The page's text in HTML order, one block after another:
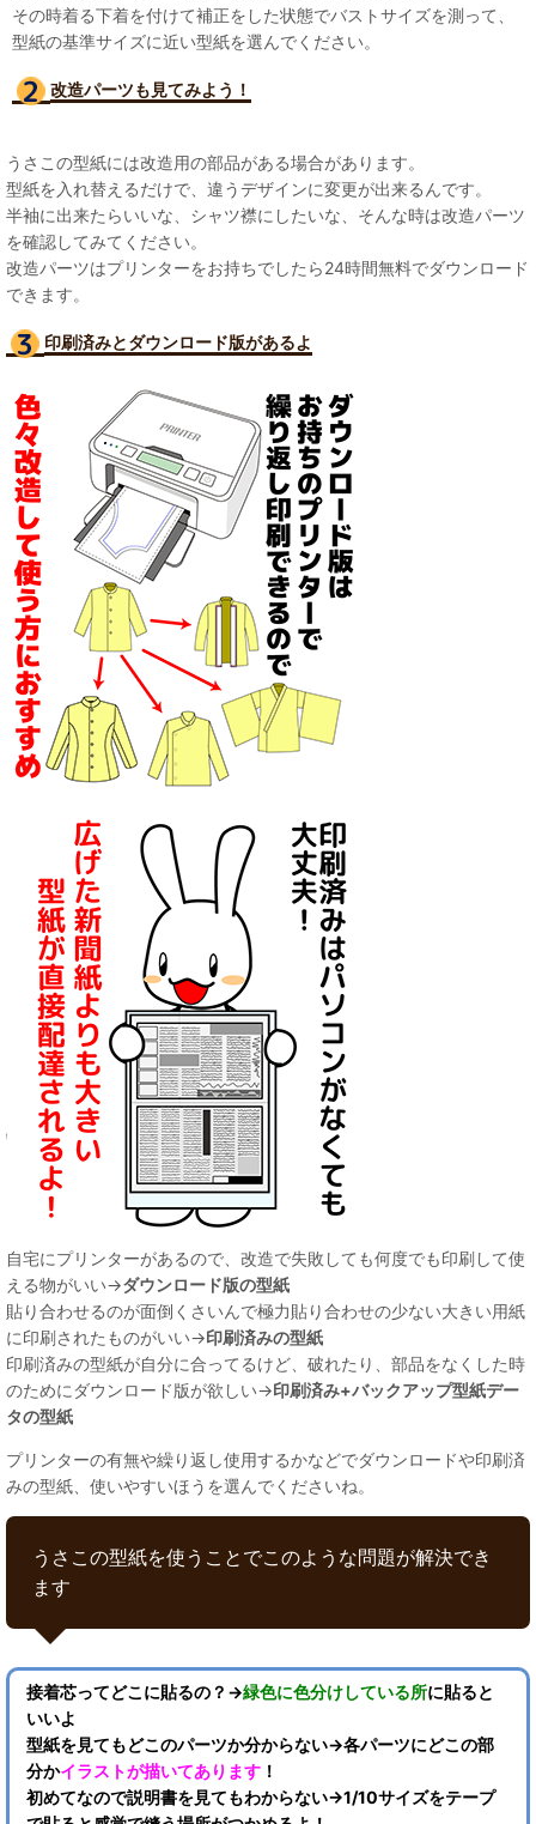
その時着る下着を付けて補正をした状態でバストサイズを測って、
型紙の基準サイズに近い型紙を選んでください。
改造パーツも見てみよう！
うさこの型紙には改造用の部品がある場合があります。
型紙を入れ替えるだけで、違うデザインに変更が出来るんです。
半袖に出来たらいいな、シャツ襟にしたいな、そんな時は改造パーツ
を確認してみてください。
改造パーツはプリンターをお持ちでしたら24時間無料でダウンロード
できます。
印刷済みとダウンロード版があるよ
自宅にプリンターがあるので、改造で失敗しても何度でも印刷して使
える物がいい→ダウンロード版の型紙
貼り合わせるのが面倒くさいんで極力貼り合わせの少ない大きい用紙
に印刷されたものがいい→印刷済みの型紙
印刷済みの型紙が自分に合ってるけど、破れたり、部品をなくした時
のためにダウンロード版が欲しい→印刷済み+バックアップ型紙デー
タの型紙
プリンターの有無や繰り返し使用するかなどでダウンロードや印刷済
みの型紙、使いやすいほうを選んでくださいね。
うさこの型紙を使うことでこのような問題が解決でき
ます
接着芯ってどこに貼るの？→緑色に色分けしている所に貼ると
いいよ
型紙を見てもどこのパーツか分からない→各パーツにどこの部
分かイラストが描いてあります ！
初めてなので説明書を見てもわからない→1/10サイズをテープ